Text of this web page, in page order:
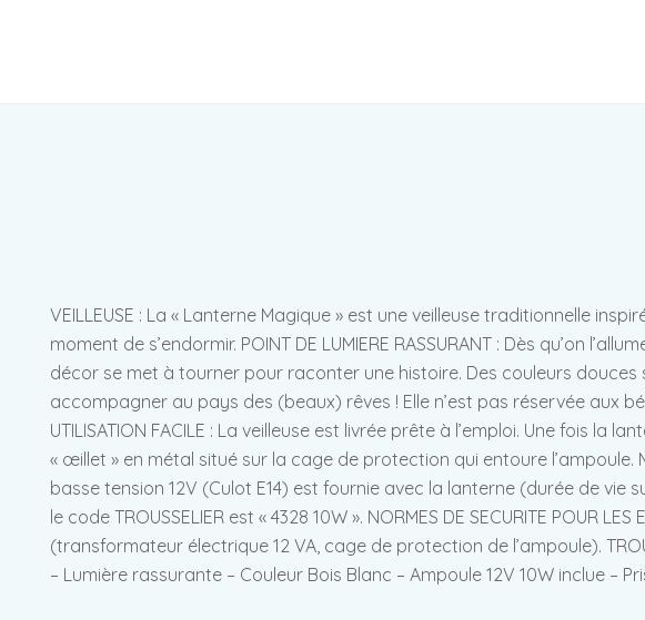
VEILLEUSE : La « Lanterne Magique » est une veilleuse traditionnelle
moment de s’endormir. POINT DE LUMIERE RASSURANT : Dès qu’on
décor se met à tourner pour raconter une histoire. Des couleurs
accompagner au pays des (beaux) rêves ! Elle n’est pas réservée aux
UTILISATION FACILE : La veilleuse est livrée prête à l’emploi. Une fois
« œillet » en métal situé sur la cage de protection qui entoure l’ampoule.
basse tension 12V (Culot E14) est fournie avec la lanterne (durée de
le code TROUSSELIER est « 4328 10W ». NORMES DE SECURITE
(transformateur électrique 12 VA, cage de protection de l’ampoule).
– Lumière rassurante – Couleur Bois Blanc – Ampoule 12V 10W inclue –